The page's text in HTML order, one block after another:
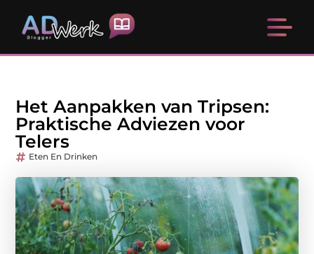
Het Aanpakken van Tripsen:
Praktische Adviezen voor
Telers
Eten En Drinken